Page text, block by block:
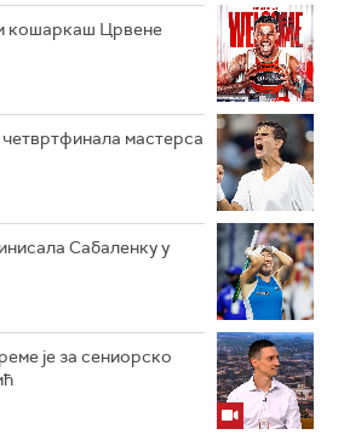
кошаркаш Црвене
мастерса
Сабаленку у
је за сениорско